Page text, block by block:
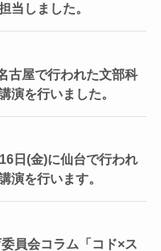
当しました。
古屋で行われた文部科
演を行いました。
日(金)に仙台で行われ
演を行います。
員会コラム「コド×ス